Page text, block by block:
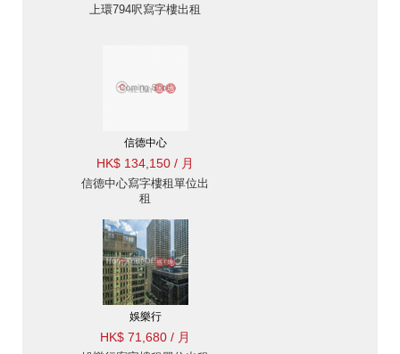
上環794呎寫字樓出租
信德中心
HK$ 134,150 / 月
信德中心寫字樓租單位出
租
娛樂行
HK$ 71,680 / 月